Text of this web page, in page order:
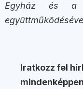
Egyház és a
Iratkozz fel